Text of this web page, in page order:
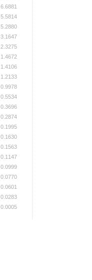
6.6881
5.5814
5.2880
3.1647
2.3275
1.4672
1.4106
1.2133
0.9978
0.5534
0.3696
0.2874
0.1995
0.1630
0.1563
0.1147
0.0999
0.0770
0.0601
0.0283
0.0005